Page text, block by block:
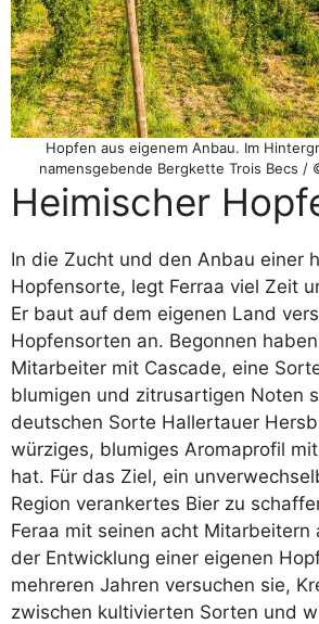
Hopfen aus eigenem Anbau. Im
namensgebende Bergkette Trois Becs /
Heimischer
In die Zucht und den Anbau einer
Hopfensorte, legt Ferraa viel Zeit
Er baut auf dem eigenen Land
Hopfensorten an. Begonnen
Mitarbeiter mit Cascade, eine
blumigen und zitrusartigen Noten
deutschen Sorte Hallertauer
würziges, blumiges Aromaprofil
hat. Für das Ziel, ein
Region verankertes Bier zu
Feraa mit seinen acht Mitarbeitern
der Entwicklung einer eigenen
mehreren Jahren versuchen sie,
zwischen kultivierten Sorten und